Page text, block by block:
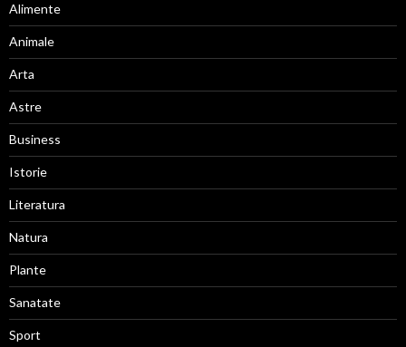
Alimente
Animale
Arta
Astre
Business
Istorie
Literatura
Natura
Plante
Sanatate
Sport